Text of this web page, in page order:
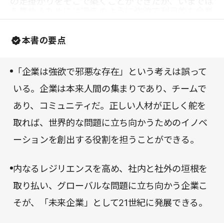
労働の空洞化によってその仕事がますます少なくな
っている現状。深い洞察によって導かれる結論は、
てくれる。
が通用しなくなる未来において、果たしてどのよう
ソンとして優れた企業を見分けるにはどういう視点
パーソンが本書を読むべきだ。そして、自信を持っ
て『未来企業』の一翼を担おうではないか。
本書の要点
「企業は強欲で邪悪な存在」という考えは誤って
いる。企業は本来人間の集まりであり、チームで
あり、コミュニティだ。正しい人材が正しく舵を
取れば、世界的な問題に立ち向かうためのイノベ
ーションを創出する役割を担うことができる。
内なるレジリエンスを高め、社内と社外の垣根を
取り払い、グローバルな問題に立ち向かう企業こ
そが、「未来企業」として21世紀に発展できる。